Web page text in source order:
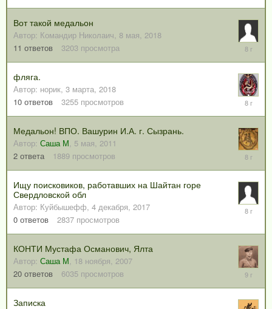
Вот такой медальон
Автор: Командир Николаич, 8 мая, 2018
11 ответов 3203 просмотра
15
2018
фляга.
Автор: норик, 3 марта, 2018
10 ответов 3255 просмотров
2018
Медальон! ВПО. Вашурин И.А. г. Сызрань.
Автор: Саша М, 5 мая, 2011
2 ответа 1889 просмотров
26
2018
Ищу поисковиков, работавших на Шайтан горе
Свердловской обл
Автор: Куйбышефф, 4 декабря, 2017
0 ответов 2837 просмотров
КОНТИ Мустафа Османович, Ялта
Автор: Саша М, 18 ноября, 2007
20 ответов 6035 просмотров
25
2017
Записка